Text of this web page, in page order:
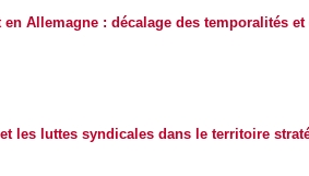
Allemagne : décalage des temporalités et
les luttes syndicales dans le territoire